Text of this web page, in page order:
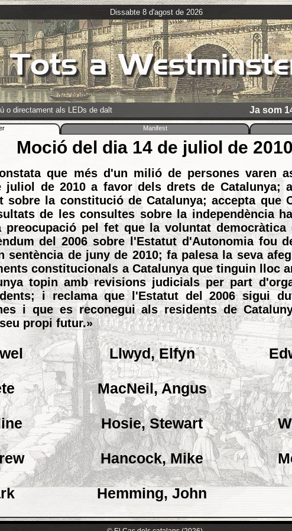
Dissabte 8 d'agost de 2026
Tots a
o directament als LEDs de dalt Ja som
Manifest
Moció del dia 14 de juliol de 2010
que més d'un milió de persones varen
juliol de 2010 a favor dels drets de Catalunya;
sobre la constitució de Catalunya; accepta que
de les consultes sobre la independència
preocupació pel fet que la voluntat democràtica
del 2006 sobre l'Estatut d'Autonomia fou
sentència de juny de 2010; fa palesa la seva
constitucionals a Catalunya que tinguin lloc
topin amb revisions judicials per part
i reclama que l'Estatut del 2006 sigui
i que es reconegui als residents de
propi futur.»
Llwyd, Elfyn
MacNeil, Angus
Hosie, Stewart
Hancock, Mike
Hemming, John